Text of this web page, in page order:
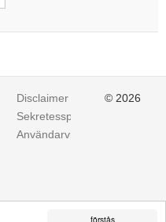
förstås
Disclaimer
Sekretesspolicy
Användarvillkor
© 2026